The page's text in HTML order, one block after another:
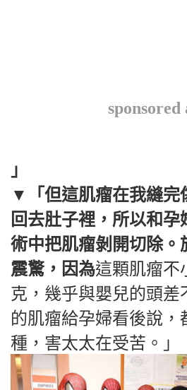
sponsored
」
▼「但這肌瘤在我縫完
回去肚子裡，所以和孕
術中把肌瘤剝開切除。
震驚，因為這顆肌瘤不
克，幾乎與嬰兒的頭差
的肌瘤給孕婦看後說，
種，害太太在受苦。」